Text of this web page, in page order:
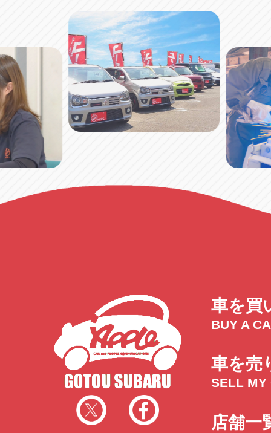
車を買
BUY A
車を売
SELL MY
店舗一